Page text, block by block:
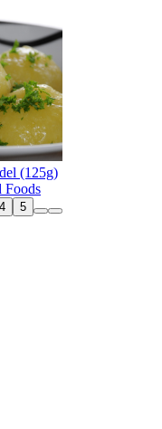
(125g)
Foods
4 5